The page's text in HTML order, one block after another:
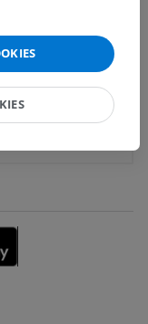
une